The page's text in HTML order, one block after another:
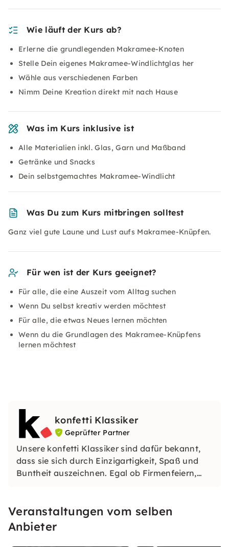
Wie läuft der Kurs ab?
Erlerne die grundlegenden Makramee-Knoten
Stelle Dein eigenes Makramee-Windlichtglas her
Wähle aus verschiedenen Farben
Nimm Deine Kreation direkt mit nach Hause
Was im Kurs inklusive ist
Alle Materialien inkl. Glas, Garn und Maßband
Getränke und Snacks
Dein selbstgemachtes Makramee-Windlicht
Was Du zum Kurs mitbringen solltest
Ganz viel gute Laune und Lust aufs Makramee-Knüpfen.
Für wen ist der Kurs geeignet?
Für alle, die eine Auszeit vom Alltag suchen
Wenn Du selbst kreativ werden möchtest
Für alle, die etwas Neues lernen möchten
Wenn du die Grundlagen des Makramee-Knüpfens
lernen möchtest
konfetti Klassiker
Geprüfter Partner
Unsere konfetti Klassiker sind dafür bekannt,
dass sie sich durch Einzigartigkeit, Spaß und
Buntheit auszeichnen. Egal ob Firmenfeiern,
erleben, welches Du so schnell nicht vergessen
wirst.
Veranstaltungen vom selben
Anbieter